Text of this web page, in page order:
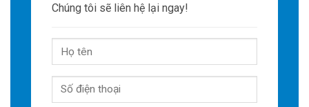
Chúng tôi sẽ liên hệ lại ngay!